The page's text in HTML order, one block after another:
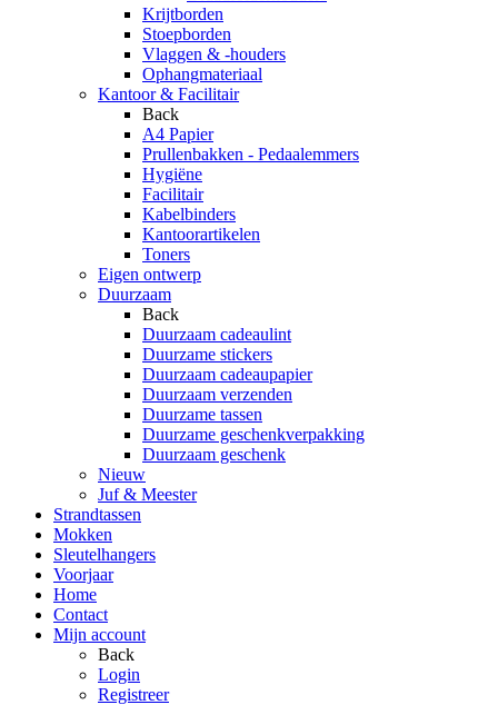
Krijtborden
Stoepborden
Vlaggen & -houders
Ophangmateriaal
Kantoor & Facilitair
Back
A4 Papier
Prullenbakken - Pedaalemmers
Hygiëne
Facilitair
Kabelbinders
Kantoorartikelen
Toners
Eigen ontwerp
Duurzaam
Back
Duurzaam cadeaulint
Duurzame stickers
Duurzaam cadeaupapier
Duurzaam verzenden
Duurzame tassen
Duurzame geschenkverpakking
Duurzaam geschenk
Nieuw
Juf & Meester
Strandtassen
Mokken
Sleutelhangers
Voorjaar
Home
Contact
Mijn account
Back
Login
Registreer